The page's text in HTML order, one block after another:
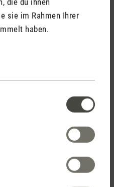
sie im Rahmen Ihrer
haben.
Büros oder in den kalten
Luft oft zu trocken sein.
die Luftfeuchtigkeit, indem